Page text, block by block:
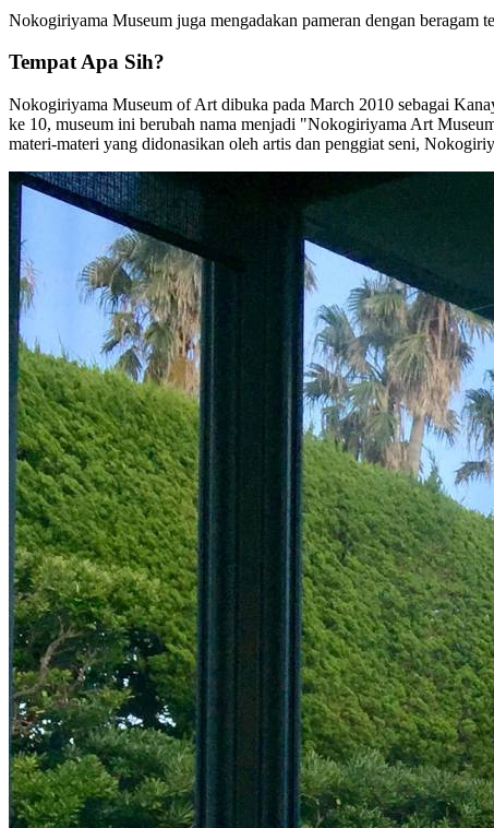
Nokogiriyama Museum juga mengadakan pameran dengan beragam
Tempat Apa Sih?
Nokogiriyama Museum of Art dibuka pada March 2010 sebagai
ke 10, museum ini berubah nama menjadi "Nokogiriyama Art
materi-materi yang didonasikan oleh artis dan penggiat seni,